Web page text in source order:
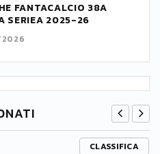
FANTACALCIO 38A
SERIEA 2025-26
CLASSIFICA